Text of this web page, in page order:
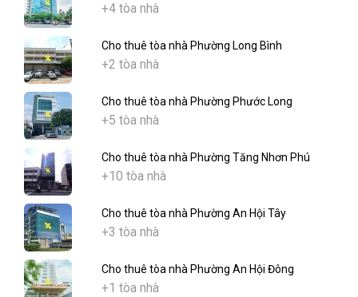
+4 tòa nhà
Cho thuê tòa nhà Phường Long Bình
+2 tòa nhà
Cho thuê tòa nhà Phường Phước Long
+5 tòa nhà
Cho thuê tòa nhà Phường Tăng Nhơn Phú
+10 tòa nhà
Cho thuê tòa nhà Phường An Hội Tây
+3 tòa nhà
Cho thuê tòa nhà Phường An Hội Đông
+1 tòa nhà